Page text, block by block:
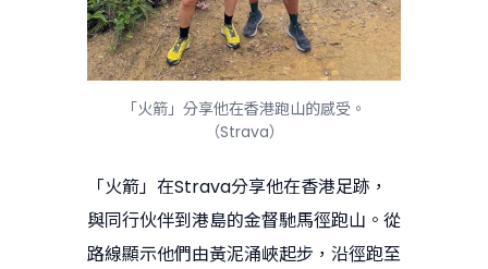
「火箭」分享他在香港跑山的感受。
（Strava）
「火箭」在Strava分享他在香港足跡，
與同行伙伴到港島的金督馳馬徑跑山。從
路線顯示他們由黃泥涌峽起步，沿徑跑至